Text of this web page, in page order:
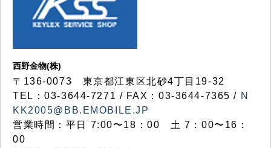
西野金物(株)
〒136-0073 東京都江東区北砂4丁目19-32
TEL：03‐3644‐7271 / FAX：03-3644-7365 / N
KK2005@BB.EMOBILE.JP
営業時間：平日 7:00〜18：00 土 7：00〜16：
00